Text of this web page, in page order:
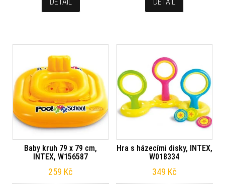
Baby kruh 79 x 79 cm,
INTEX, W156587
259 Kč
Hra s házecími disky, INTEX,
W018334
349 Kč